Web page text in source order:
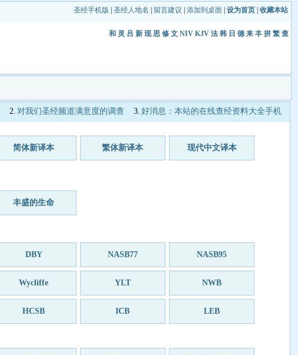
圣经手机版 圣经人地名 留言建议 添加到桌面| 设为首页| 收藏本站
和 灵 吕 新 现 思 修 文 NIV KJV 法 韩 日 德 来 丰 拼 繁 查
2. 对我们圣经频道满意度的调查 3. 好消息：本站的在线查经资料大全手机
简体新译本 繁体新译本 现代中文译本
丰盛的生命
DBY NASB77 NASB95
Wycliffe YLT NWB
HCSB ICB LEB